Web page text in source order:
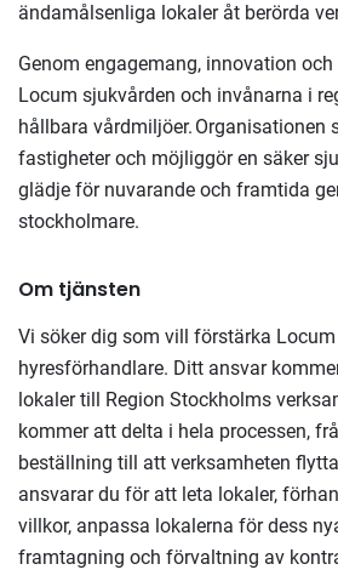
ändamålsenliga lokaler åt berörda
Genom engagemang, innovation
Locum sjukvården och invånarna i
hållbara vårdmiljöer. Organisationen
fastigheter och möjliggör en säker
glädje för nuvarande och framtida
stockholmare.
Om tjänsten
Vi söker dig som vill förstärka
hyresförhandlare. Ditt ansvar
lokaler till Region Stockholms
kommer att delta i hela processen,
beställning till att verksamheten
ansvarar du för att leta lokaler,
villkor, anpassa lokalerna för dess
framtagning och förvaltning av